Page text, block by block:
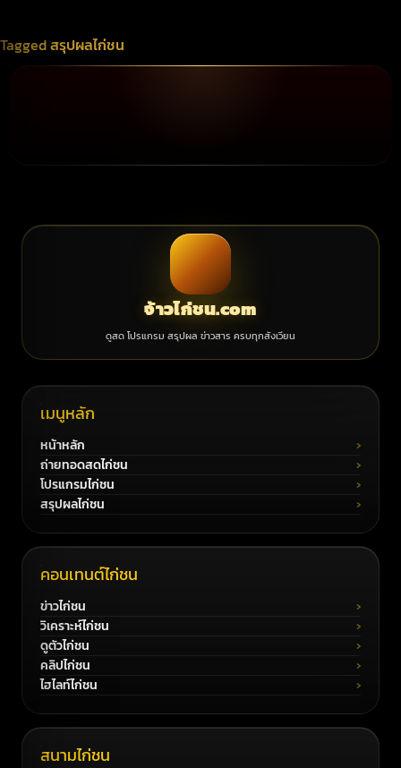
Taggedสรุปผลไก่ชน
จ้าวไก่ชน.com
ดูสด โปรแกรม สรุปผล ข่าวสาร ครบทุกสังเวียน
เมนูหลัก
หน้าหลัก
ถ่ายทอดสดไก่ชน
โปรแกรมไก่ชน
สรุปผลไก่ชน
คอนเทนต์ไก่ชน
ข่าวไก่ชน
วิเคราะห์ไก่ชน
ดูตัวไก่ชน
คลิปไก่ชน
ไฮไลท์ไก่ชน
สนามไก่ชน